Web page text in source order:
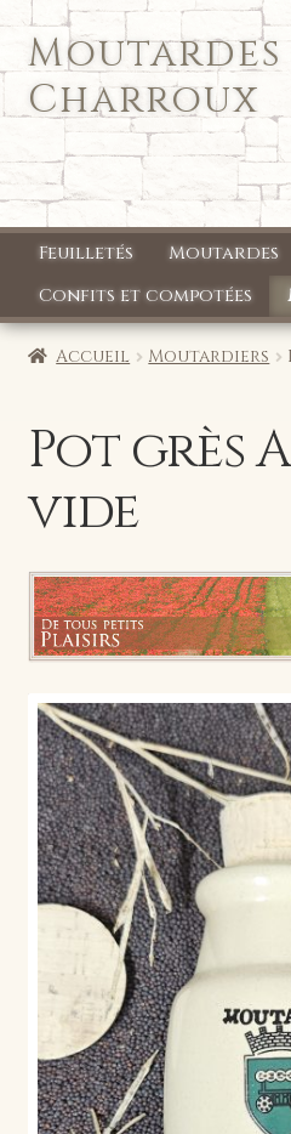
Aller
à
la
navigation
Aller
au
contenu
Moutardes
Charroux
Accueil
Qui sommes nous ?
Mon compte
Feuilletés Moutardes
Confits et compotées
Accueil Moutardiers
Pot grès
vide